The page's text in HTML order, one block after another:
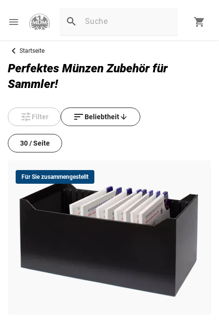
Startseite
Perfektes Münzen Zubehör für
Sammler!
Filter Beliebtheit
30 / Seite
Für Sie zusammengestellt